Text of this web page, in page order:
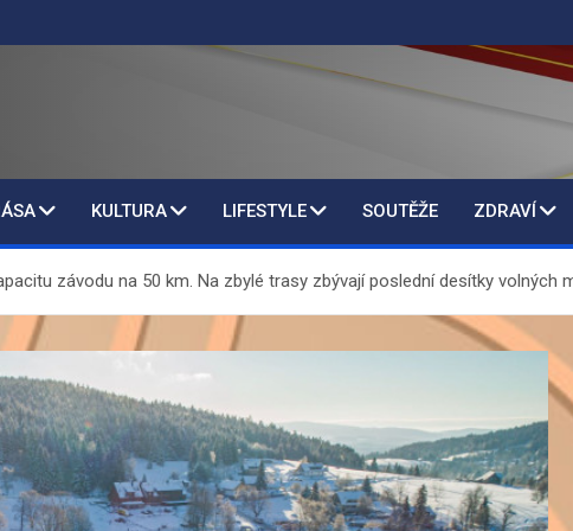
KULTURA LIFESTYLE SOUTĚŽE ZDRAVÍ
závodu na 50 km. Na zbylé trasy zbývají poslední desítky volných